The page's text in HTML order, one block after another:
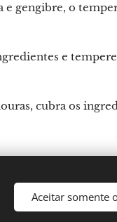
gengibre, o
e
cubra os
Aceitar somente